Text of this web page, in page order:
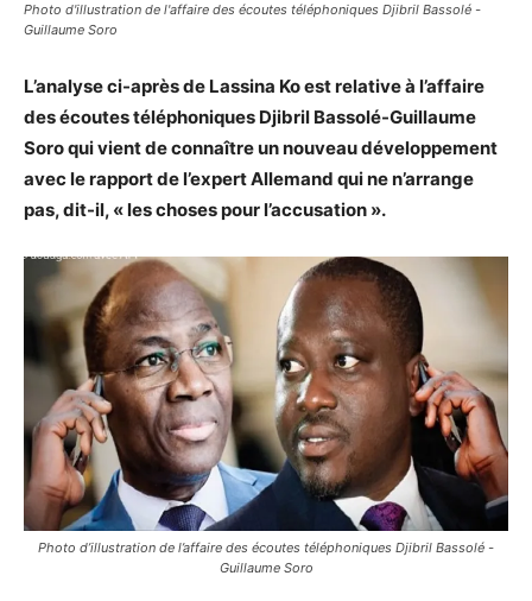
Photo d'illustration de l'affaire des écoutes téléphoniques Djibril Bassolé -
Guillaume Soro
L’analyse ci-après de Lassina Ko est relative à l’affaire
des écoutes téléphoniques Djibril Bassolé-Guillaume
Soro qui vient de connaître un nouveau développement
avec le rapport de l’expert Allemand qui ne n’arrange
pas, dit-il, « les choses pour l’accusation ».
Photo d’illustration de l’affaire des écoutes téléphoniques Djibril Bassolé -
Guillaume Soro